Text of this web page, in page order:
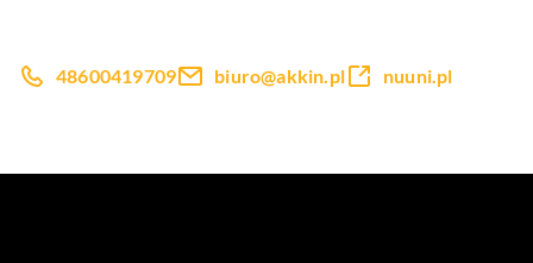
48600419709 biuro@akkin.pl nuuni.pl